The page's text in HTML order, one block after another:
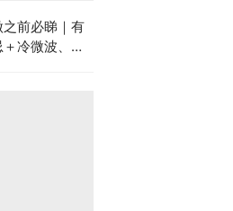
之前必睇｜有
冷微波、雙